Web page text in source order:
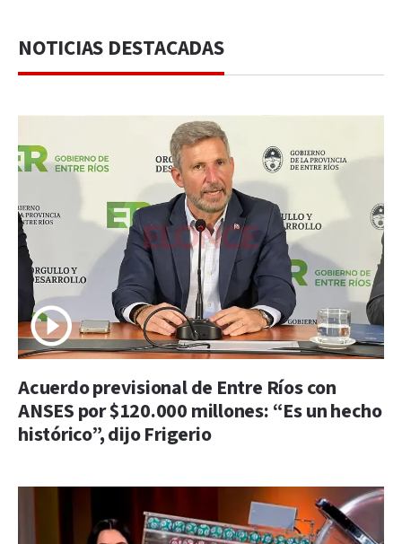
NOTICIAS DESTACADAS
Acuerdo previsional de Entre Ríos con
ANSES por $120.000 millones: “Es un hecho
histórico”, dijo Frigerio